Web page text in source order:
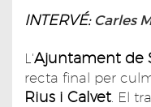
INTERVÉ: Carles
L'Ajuntament de
recta final per
Rius i Calvet. El